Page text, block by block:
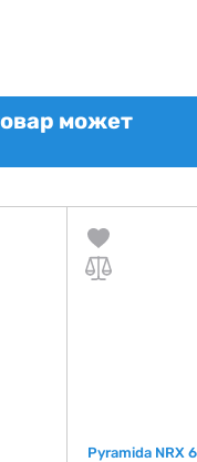
может
Pyramida NRX